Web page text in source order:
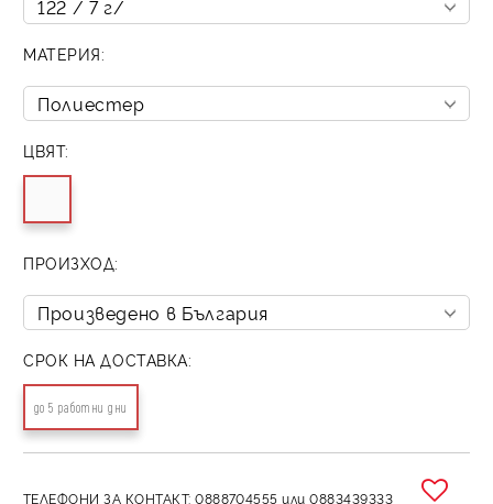
МАТЕРИЯ:
ЦВЯТ:
ПРОИЗХОД:
СРОК НА ДОСТАВКА:
до 5 работни дни
ТЕЛЕФОНИ ЗА КОНТАКТ: 0888704555 или 0883439333